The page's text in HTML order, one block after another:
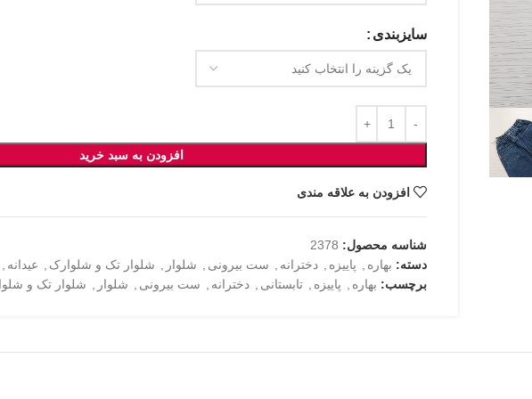
سایزبندی
افزودن به سبد خرید
افزودن به علاقه مندی
شناسه محصول: 2378
دسته: بهاره پاییزه دخترانه ست بیرونی شلوار شلوار تک و شلوارک عیدانه
برچسب: بهاره پاییزه تابستانی دخترانه ست بیرونی شلوار شلوار تک و